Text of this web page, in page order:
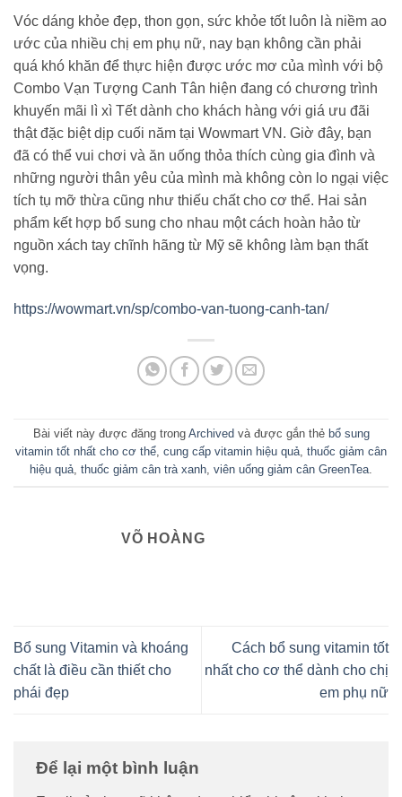
Vóc dáng khỏe đẹp, thon gọn, sức khỏe tốt luôn là niềm ao
ước của nhiều chị em phụ nữ, nay bạn không cần phải
quá khó khăn để thực hiện được ước mơ của mình với bộ
Combo Vạn Tượng Canh Tân hiện đang có chương trình
khuyến mãi lì xì Tết dành cho khách hàng với giá ưu đãi
thật đặc biệt dịp cuối năm tại Wowmart VN. Giờ đây, bạn
đã có thể vui chơi và ăn uống thỏa thích cùng gia đình và
những người thân yêu của mình mà không còn lo ngại việc
tích tụ mỡ thừa cũng như thiếu chất cho cơ thể. Hai sản
phẩm kết hợp bổ sung cho nhau một cách hoàn hảo từ
nguồn xách tay chĩnh hãng từ Mỹ sẽ không làm bạn thất
vọng.
https://wowmart.vn/sp/combo-van-tuong-canh-tan/
Bài viết này được đăng trong Archived và được gắn thẻ bổ sung
vitamin tốt nhất cho cơ thể, cung cấp vitamin hiệu quả, thuốc giảm cân
hiệu quả, thuốc giảm cân trà xanh, viên uống giảm cân GreenTea.
VÕ HOÀNG
Bổ sung Vitamin và khoáng
chất là điều cần thiết cho
phái đẹp
Cách bổ sung vitamin tốt
nhất cho cơ thể dành cho chị
em phụ nữ
Để lại một bình luận